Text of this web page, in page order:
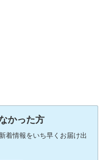
かった方
着情報をいち早くお届け出